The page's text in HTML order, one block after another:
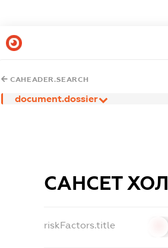
CAHEADER.SEARCH
document.dossier
САНСЕТ ХОЛ
riskFactors.title